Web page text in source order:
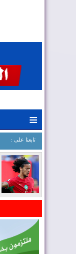
≡
: تابعنا على